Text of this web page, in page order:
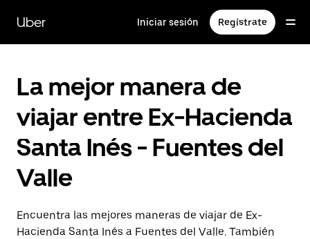
contenido
principal
Uber Iniciar sesión Regístrate
La mejor manera de
viajar entre Ex-Hacienda
Santa Inés - Fuentes del
Valle
Encuentra las mejores maneras de viajar de Ex-
Hacienda Santa Inés a Fuentes del Valle. También